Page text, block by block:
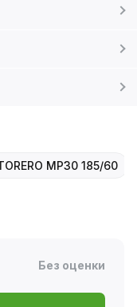
MP30 185/60
Без оценки